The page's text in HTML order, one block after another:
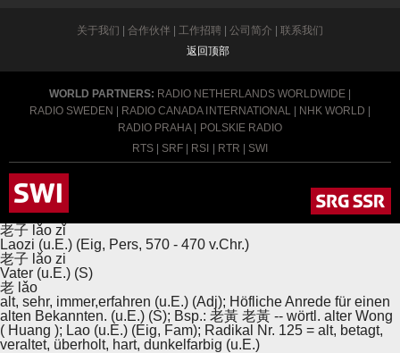
关于我们 合作伙伴| 工作招聘 |公司简介 |联系我们
返回顶部
WORLD PARTNERS: RADIO NETHERLANDS WORLDWIDE
RADIO SWEDEN
RADIO CANADA INTERNATIONAL| NHK WORLD
RADIO PRAHA|
POLSKIE RADIO
RTS
SRF RSI RTR SWI
老子 lǎo zǐ
Laozi (u.E.) (Eig, Pers, 570 - 470 v.Chr.)
老子 lǎo zi
Vater (u.E.) (S)
老 lǎo
alt, sehr, immer,erfahren (u.E.) (Adj); Höfliche Anrede für einen
alten Bekannten. (u.E.) (S); Bsp.: 老黃 老黃 -- wörtl. alter Wong
( Huang ); Lao (u.E.) (Eig, Fam); Radikal Nr. 125 = alt, betagt,
veraltet, überholt, hart, dunkelfarbig (u.E.)